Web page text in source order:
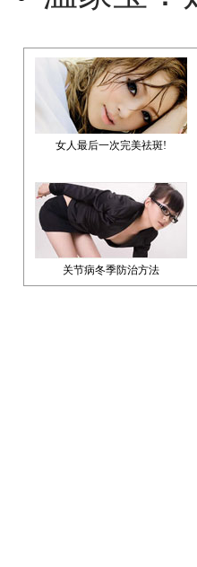
女人最后一次完美祛斑!
关节病冬季防治方法